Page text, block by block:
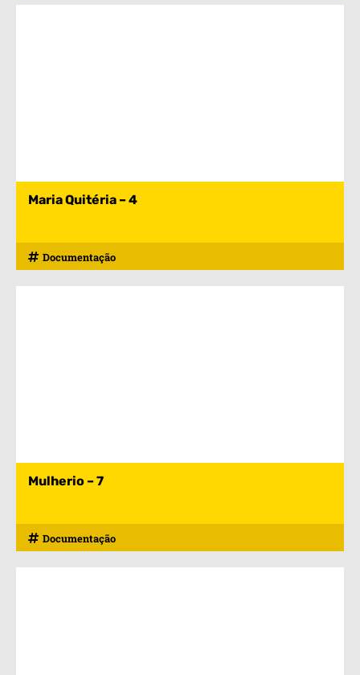
Maria Quitéria – 4
Documentação
Mulherio – 7
Documentação